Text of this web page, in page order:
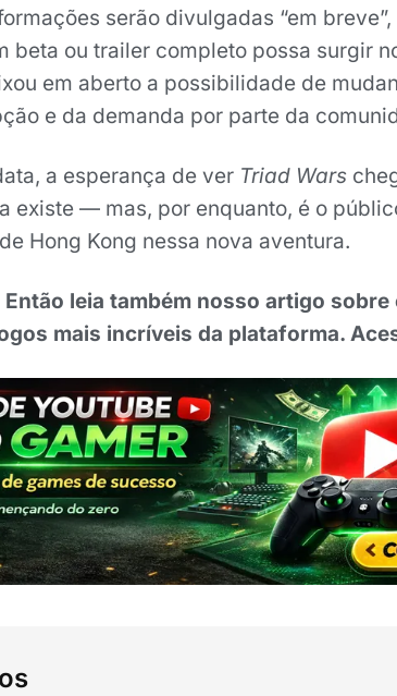
serão divulgadas “em
beta ou trailer completo possa surgir
em aberto a possibilidade de
e da demanda por parte da
a esperança de ver Triad Wars
existe — mas, por enquanto, é o
Hong Kong nessa nova aventura.
leia também nosso artigo sobre
mais incríveis da plataforma.